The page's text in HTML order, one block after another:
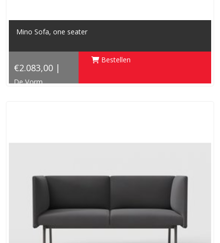
Mino Sofa, one seater
€2.083,00 |
De Vorm
Bestellen